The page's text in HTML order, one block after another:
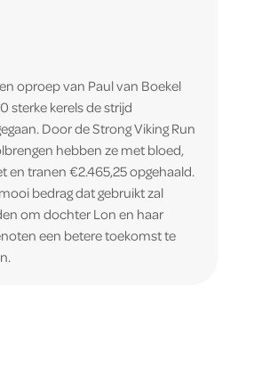
oproep van Paul van Boekel
sterke kerels de strijd
Door de Strong Viking Run
hebben ze met bloed,
en tranen €2.465,25 opgehaald.
bedrag dat gebruikt zal
om dochter Lon en haar
een betere toekomst te